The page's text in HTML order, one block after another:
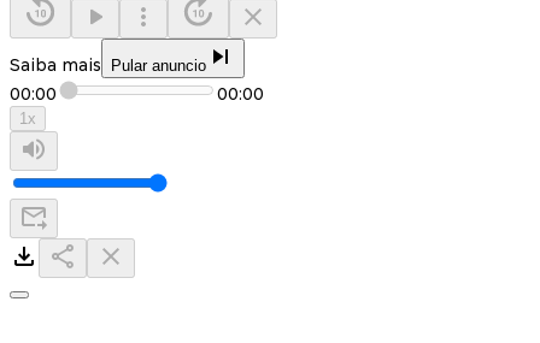
Saiba mais Pular anuncio
00:00 00:00
1x